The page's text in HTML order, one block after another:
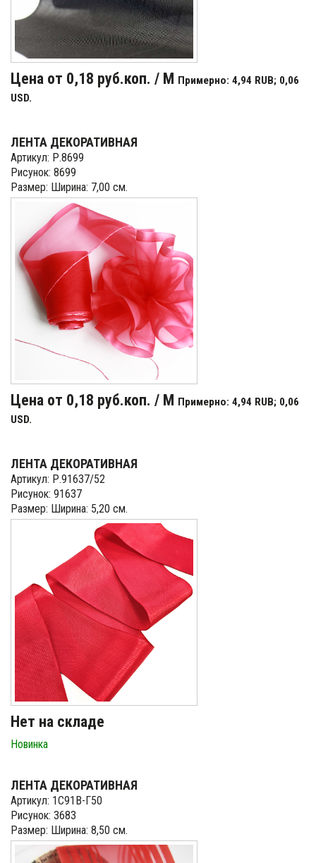
Цена от 0,18 руб.коп. / М Примерно: 4,94 RUB; 0,06
USD.
ЛЕНТА ДЕКОРАТИВНАЯ
Артикул: Р.8699
Рисунок: 8699
Размер: Ширина: 7,00 см.
Цена от 0,18 руб.коп. / М Примерно: 4,94 RUB; 0,06
USD.
ЛЕНТА ДЕКОРАТИВНАЯ
Артикул: Р.91637/52
Рисунок: 91637
Размер: Ширина: 5,20 см.
Нет на складе
Новинка
ЛЕНТА ДЕКОРАТИВНАЯ
Артикул: 1С91В-Г50
Рисунок: 3683
Размер: Ширина: 8,50 см.